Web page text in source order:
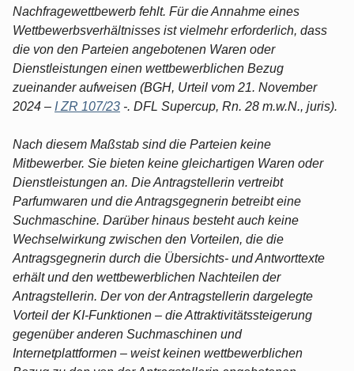
Nachfragewettbewerb fehlt. Für die Annahme eines
Wettbewerbsverhältnisses ist vielmehr erforderlich, dass
die von den Parteien angebotenen Waren oder
Dienstleistungen einen wettbewerblichen Bezug
zueinander aufweisen (BGH, Urteil vom 21. November
2024 – I ZR 107/23 -. DFL Supercup, Rn. 28 m.w.N., juris).
Nach diesem Maßstab sind die Parteien keine
Mitbewerber. Sie bieten keine gleichartigen Waren oder
Dienstleistungen an. Die Antragstellerin vertreibt
Parfumwaren und die Antragsgegnerin betreibt eine
Suchmaschine. Darüber hinaus besteht auch keine
Wechselwirkung zwischen den Vorteilen, die die
Antragsgegnerin durch die Übersichts- und Antworttexte
erhält und den wettbewerblichen Nachteilen der
Antragstellerin. Der von der Antragstellerin dargelegte
Vorteil der KI-Funktionen – die Attraktivitätssteigerung
gegenüber anderen Suchmaschinen und
Internetplattformen – weist keinen wettbewerblichen